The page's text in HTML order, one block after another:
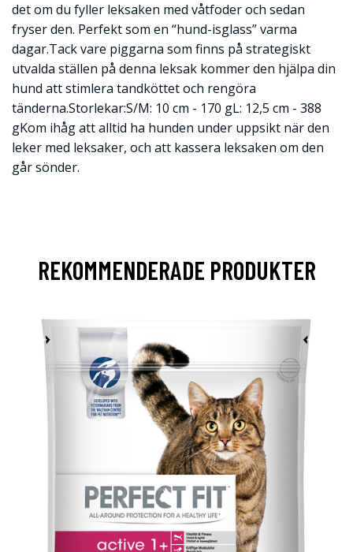
det om du fyller leksaken med våtfoder och sedan
fryser den. Perfekt som en “hund-isglass” varma
dagar.Tack vare piggarna som finns på strategiskt
utvalda ställen på denna leksak kommer den hjälpa din
hund att stimlera tandköttet och rengöra
tänderna.Storlekar:S/M: 10 cm - 170 gL: 12,5 cm - 388
gKom ihåg att alltid ha hunden under uppsikt när den
leker med leksaker, och att kassera leksaken om den
går sönder.
REKOMMENDERADE PRODUKTER